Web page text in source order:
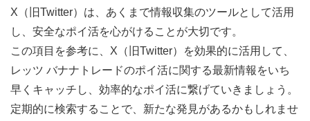
X（旧Twitter）は、あくまで情報収集のツールとして活用
し、安全なポイ活を心がけることが大切です。
この項目を参考に、X（旧Twitter）を効果的に活用して、
レッツ バナナトレードのポイ活に関する最新情報をいち
早くキャッチし、効率的なポイ活に繋げていきましょう。
定期的に検索することで、新たな発見があるかもしれませ